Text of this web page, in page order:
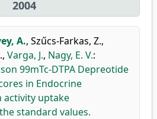
2004
A., Szűcs-Farkas, Z.,
, Varga, J., Nagy, E. V.:
99mTc-DTPA Depreotide
in Endocrine
uptake
standard values.